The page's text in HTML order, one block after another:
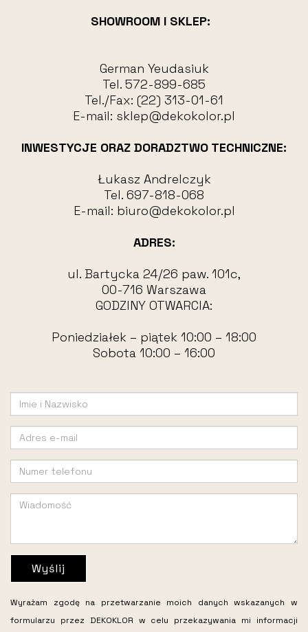
SHOWROOM I SKLEP:
German Yeudasiuk
Tel. 572-899-685
Tel./Fax: (22) 313-01-61
E-mail: sklep@dekokolor.pl
INWESTYCJE ORAZ DORADZTWO TECHNICZNE:
Łukasz Andrelczyk
Tel. 697-818-068
E-mail: biuro@dekokolor.pl
ADRES:
ul. Bartycka 24/26 paw. 101c,
00-716 Warszawa
GODZINY OTWARCIA:
Poniedziałek – piątek 10:00 – 18:00
Sobota 10:00 – 16:00
Wyślij
Wyrażam zgodę na przetwarzanie moich danych wskazanych w
formularzu przez DEKOKLOR w celu przekazywania mi informacji